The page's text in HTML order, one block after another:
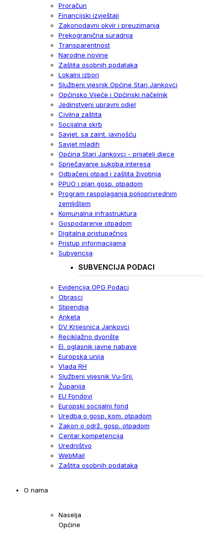
Proračun
Financijski izvještaji
Zakonodavni okvir i preuzimanja
Prekogranična suradnja
Transparentnost
Narodne novine
Zaštita osobnih podataka
Lokalni izbori
Službeni vjesnik Općine Stari Jankovci
Općinsko Vijeće i Općinski načelnik
Jedinstveni upravni odjel
Civilna zaštita
Socijalna skrb
Savjet. sa zaint. javnošću
Savjet mladih
Općina Stari Jankovci - prijatelj djece
Sprječavanje sukoba interesa
Odbačeni otpad i zaštita životinja
PPUO i plan gosp. otpadom
Program raspolaganja poljoprivrednim
zemljištem
Komunalna infrastruktura
Gospodarenje otpadom
Digitalna pristupačnos
Pristup informacijama
Subvencija
SUBVENCIJA PODACI
Evidencija OPG Podaci
Obrasci
Stipendija
Anketa
DV Krijesnica Jankovci
Reciklažno dvorište
El. oglasnik javne nabave
Europska unija
Vlada RH
Službeni vijesnik Vu-Srij.
Županija
EU Fondovi
Europski socijalni fond
Uredba o gosp. kom. otpadom
Zakon o održ. gosp. otpadom
Centar kompetencija
Uredništvo
WebMail
Zaštita osobnih podataka
O nama
Naselja
Općine